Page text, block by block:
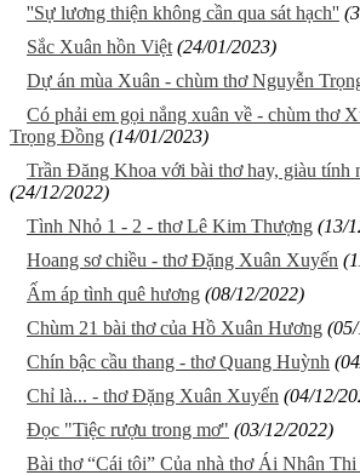
''Sự lương thiện không cần qua sát hạch''
Sắc Xuân hồn Việt (24/01/2023)
Dự án mùa Xuân - chùm thơ Nguyễn
Có phải em gọi nắng xuân về - chùm thơ
Trọng Đồng (14/01/2023)
Trần Đăng Khoa với bài thơ hay, giàu tính
(24/12/2022)
Tình Nhỏ 1 - 2 - thơ Lê Kim Thượng (13/
Hoang sơ chiều - thơ Đặng Xuân Xuyến
Ấm áp tình quê hương (08/12/2022)
Chùm 21 bài thơ của Hồ Xuân Hương
Chín bậc cầu thang - thơ Quang Huỳnh
Chỉ là... - thơ Đặng Xuân Xuyến (04/12/
Đọc "Tiệc rượu trong mơ" (03/12/2022)
Bài thơ “Cái tôi” Của nhà thơ Ái Nhân Thi